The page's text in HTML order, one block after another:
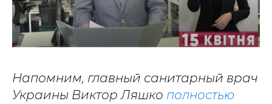
Напомним, главный санитарный врач
Украины Виктор Ляшко полностью